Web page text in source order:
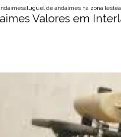
aluguel de andaimes na zona leste
Valores em